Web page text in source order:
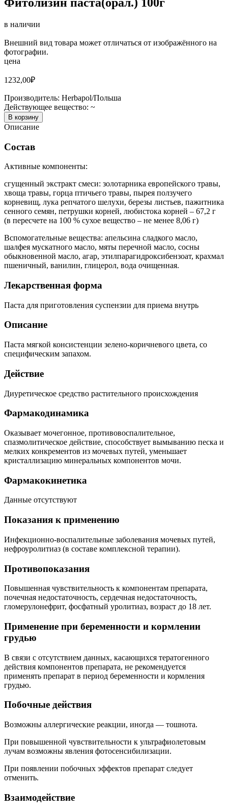
в наличии
Внешний вид товара может отличаться от изображённого на
фотографии.
цена
1232,00₽
Производитель: Herbapol/Польша
Действующее вещество: ~
В корзину
Описание
Состав
Активные компоненты:
сгущенный экстракт смеси: золотарника европейского травы,
хвоща травы, горца птичьего травы, пырея ползучего
корневищ, лука репчатого шелухи, березы листьев, пажитника
сенного семян, петрушки корней, любистока корней – 67,2 г
(в пересчете на 100 % сухое вещество – не менее 8,06 г)
Вспомогательные вещества: апельсина сладкого масло,
шалфея мускатного масло, мяты перечной масло, сосны
обыкновенной масло, агар, этилпарагидроксибензоат, крахмал
пшеничный, ванилин, глицерол, вода очищенная.
Лекарственная форма
Паста для приготовления суспензии для приема внутрь
Описание
Паста мягкой консистенции зелено-коричневого цвета, со
специфическим запахом.
Действие
Диуретическое средство растительного происхождения
Фармакодинамика
Оказывает мочегонное, противовоспалительное,
спазмолитическое действие, способствует вымыванию песка и
мелких конкрементов из мочевых путей, уменьшает
кристаллизацию минеральных компонентов мочи.
Фармакокинетика
Данные отсутствуют
Показания к применению
Инфекционно-воспалительные заболевания мочевых путей,
нефроуролитиаз (в составе комплексной терапии).
Противопоказания
Повышенная чувствительность к компонентам препарата,
почечная недостаточность, сердечная недостаточность,
гломерулонефрит, фосфатный уролитиаз, возраст до 18 лет.
Применение при беременности и кормлении
грудью
В связи с отсутствием данных, касающихся тератогенного
действия компонентов препарата, не рекомендуется
применять препарат в период беременности и кормления
грудью.
Побочные действия
Возможны аллергические реакции, иногда — тошнота.
При повышенной чувствительности к ультрафиолетовым
лучам возможны явления фотосенсибилизации.
При появлении побочных эффектов препарат следует
отменить.
Взаимодействие